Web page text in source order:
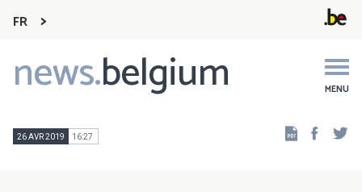
FR
news.belgium MENU
Main
navigation
26 AVR 2019 16:27